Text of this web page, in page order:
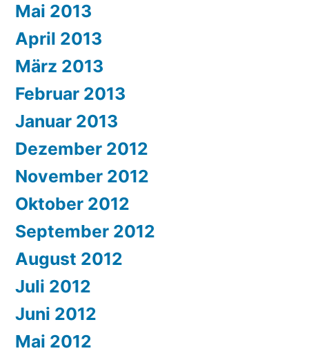
Mai 2013
April 2013
März 2013
Februar 2013
Januar 2013
Dezember 2012
November 2012
Oktober 2012
September 2012
August 2012
Juli 2012
Juni 2012
Mai 2012